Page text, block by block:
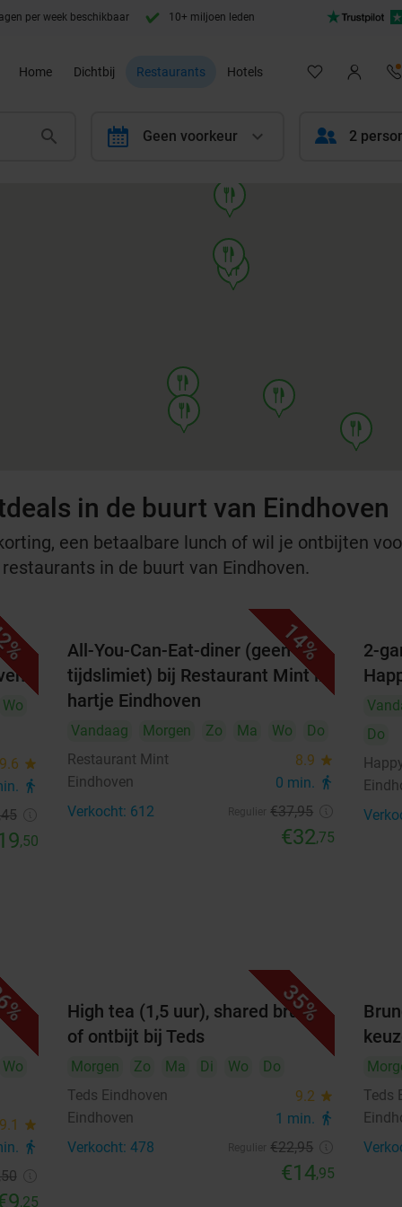
per week beschikbaar 10+ miljoen leden
Home Dichtbij Restaurants Hotels
calendar Geen voorkeur 2
food
food
food
food
food
food
food
in de buurt van Eindhoven
een betaalbare lunch of wil je ontbijten
in de buurt van Eindhoven.
Wo
9.6 star
directions_walk
,50
14%
All-You-Can-Eat-diner (geen
tijdslimiet) bij Restaurant Mint in
hartje Eindhoven
Vandaag Morgen Zo Ma Wo
Do
Restaurant Mint
8.9 star
Eindhoven 0 min. directions_walk
Verkocht: 612 €37,95
€32,75
2-
Do
Wo
9.1 star
directions_walk
,25
35%
High tea (1,5 uur), shared brunch
of ontbijt bij Teds
Morgen Zo Ma Di Wo
Do
Teds Eindhoven
9.2 star
Eindhoven 1 min. directions_walk
Verkocht: 478 €22,95
€14,95
Teds